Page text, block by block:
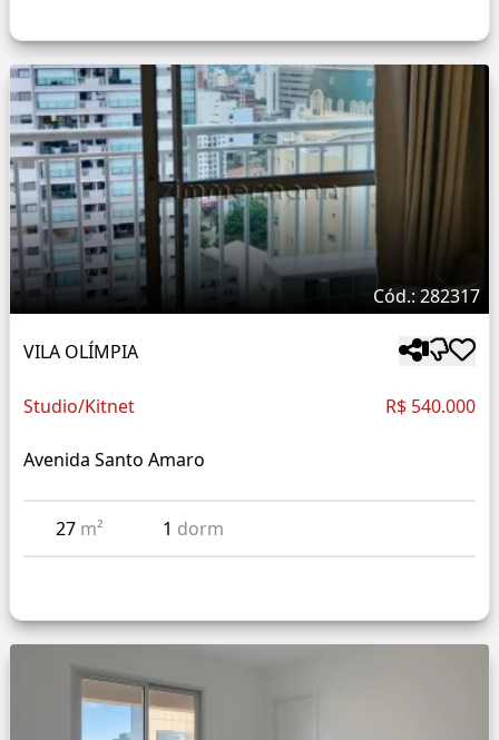
Cód.: 282317
VILA OLÍMPIA
Studio/Kitnet R$ 540.000
Avenida Santo Amaro
27 m² 1 dorm